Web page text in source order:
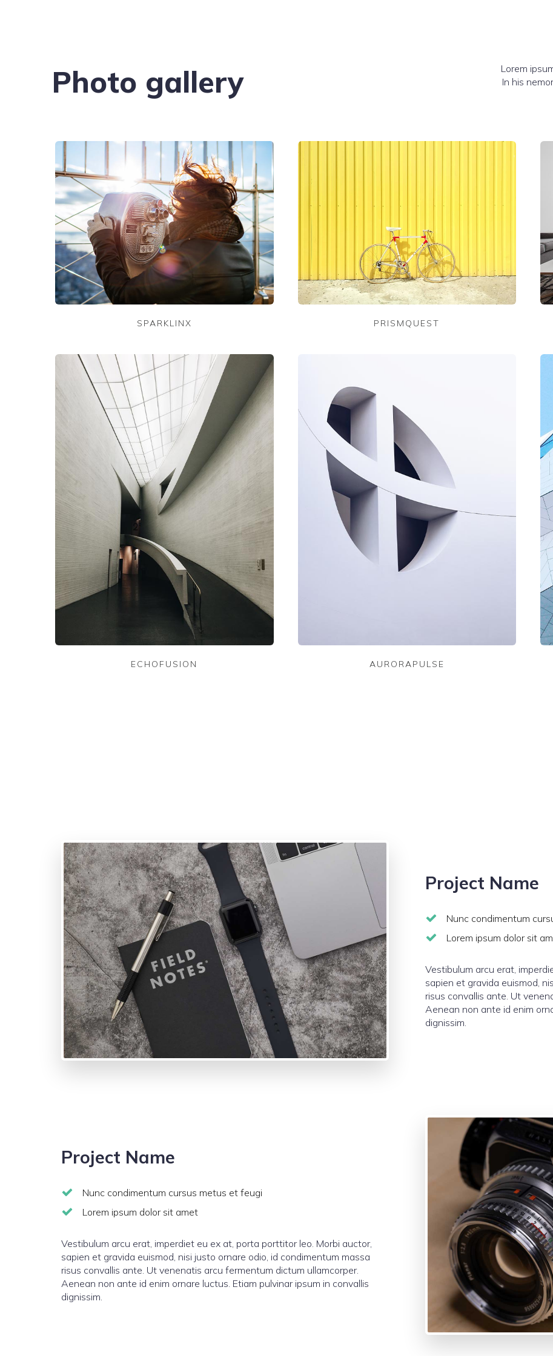
Photo gallery
Lorem
In his
SPARKLINX PRISMQUEST
ECHOFUSION AURORAPULSE
Project Name
Nunc condimentum
Lorem ipsum dolor sit
Vestibulum arcu erat,
sapien et gravida euismod,
risus convallis ante. Ut
Aenean non ante id enim
dignissim.
Project Name
Nunc condimentum cursus metus et feugi
Lorem ipsum dolor sit amet
Vestibulum arcu erat, imperdiet eu ex at, porta porttitor leo. Morbi auctor,
sapien et gravida euismod, nisi justo ornare odio, id condimentum massa
risus convallis ante. Ut venenatis arcu fermentum dictum ullamcorper.
Aenean non ante id enim ornare luctus. Etiam pulvinar ipsum in convallis
dignissim.